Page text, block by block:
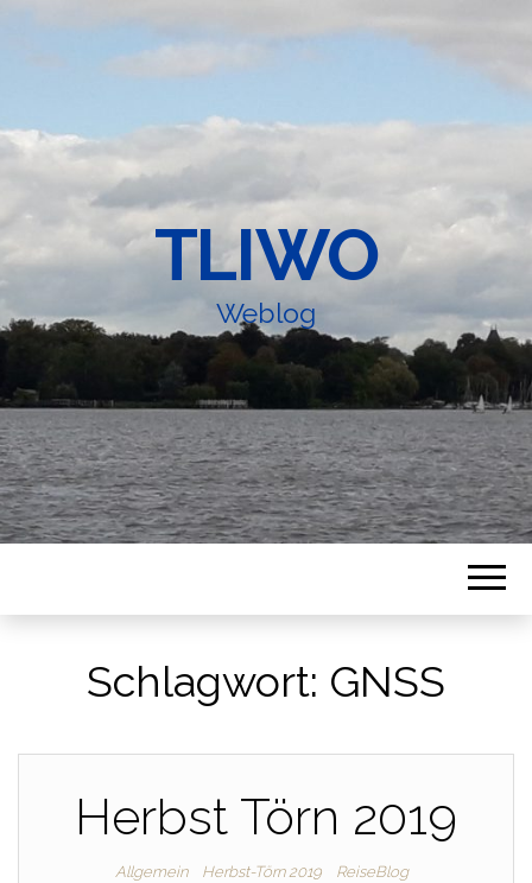
TLIWO
Weblog
Schlagwort: GNSS
Herbst Törn 2019
Allgemein Herbst-Törn 2019 ReiseBlog